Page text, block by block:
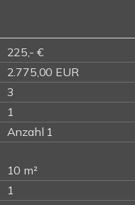
225,- €
2.775,00 EUR
3
1
Anzahl 1
10 m²
1